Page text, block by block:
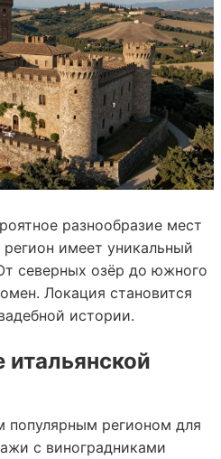
разнообразие мест
имеет уникальный
северных озёр до южного
Локация становится
истории.
итальянской
популярным регионом для
с виноградниками